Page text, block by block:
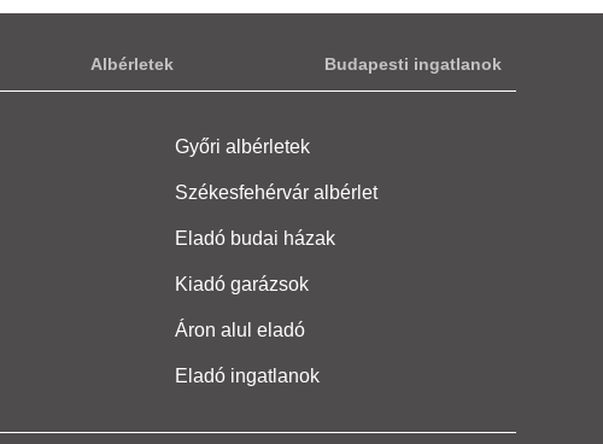
Albérletek Budapesti ingatlanok
Győri albérletek
Székesfehérvár albérlet
Eladó budai házak
Kiadó garázsok
Áron alul eladó
Eladó ingatlanok